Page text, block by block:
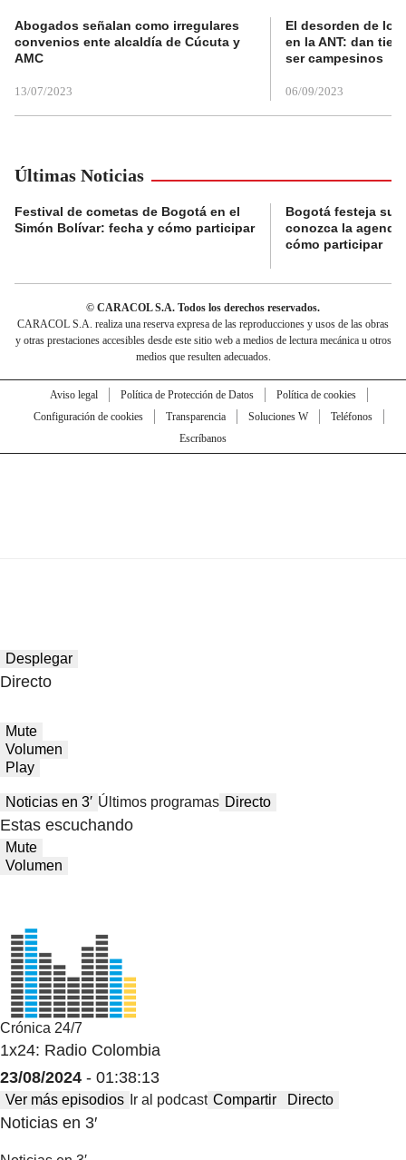
Abogados señalan como irregulares
convenios ente alcaldía de Cúcuta y
AMC
13/07/2023
El desorden de
en la ANT: dan
ser campesinos
06/09/2023
Últimas Noticias
Festival de cometas de Bogotá en el
Simón Bolívar: fecha y cómo participar
Bogotá festeja su
conozca la
cómo participar
© CARACOL S.A. Todos los derechos reservados.
CARACOL S.A. realiza una reserva expresa de las reproducciones y usos de las obras
y otras prestaciones accesibles desde este sitio web a medios de lectura mecánica u otros
medios que resulten adecuados.
Aviso legal Política de Protección de Datos
Política de cookies
Configuración de cookies
Transparencia Soluciones W
Teléfonos
Escríbanos
Desplegar
Directo
Mute
Volumen
Play
Noticias en 3′ Últimos programas Directo
Estas escuchando
Mute
Volumen
Crónica 24/7
1x24: Radio Colombia
23/08/2024 - 01:38:13
Ver más episodios Ir al podcast Compartir Directo
Noticias en 3′